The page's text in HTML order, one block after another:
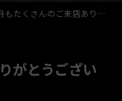
たくさんのご来店ありがとうございました🙏💖
がとうござい